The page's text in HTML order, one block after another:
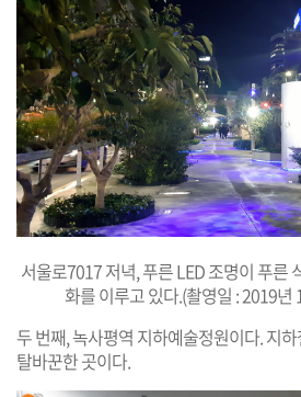
서울로7017 저녁, 푸른 LED 조명이 푸른
화를 이루고 있다.(촬영일 : 2019
두 번째, 녹사평역 지하예술정원이다. 지
탈바꾼한 곳이다.